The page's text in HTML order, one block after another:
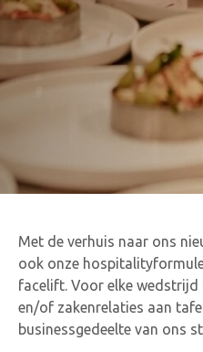
Met de verhuis naar ons
ook onze
facelift. Voor elke
en/of zakenrelaties aan
businessgedeelte van ons